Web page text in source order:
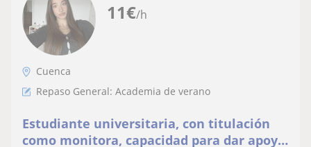
11€/h
Cuenca
Repaso General: Academia de verano
Estudiante universitaria, con titulación
como monitora, capacidad para dar apoyo